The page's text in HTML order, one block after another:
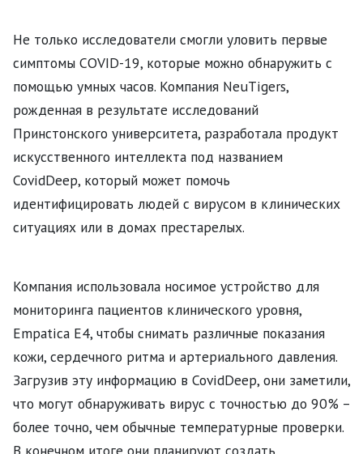
Не только исследователи смогли уловить первые
симптомы COVID-19, которые можно обнаружить с
помощью умных часов. Компания NeuTigers,
рожденная в результате исследований
Принстонского университета, разработала продукт
искусственного интеллекта под названием
CovidDeep, который может помочь
идентифицировать людей с вирусом в клинических
ситуациях или в домах престарелых.
Компания использовала носимое устройство для
мониторинга пациентов клинического уровня,
Empatica E4, чтобы снимать различные показания
кожи, сердечного ритма и артериального давления.
Загрузив эту информацию в CovidDeep, они заметили,
что могут обнаруживать вирус с точностью до 90% –
более точно, чем обычные температурные проверки.